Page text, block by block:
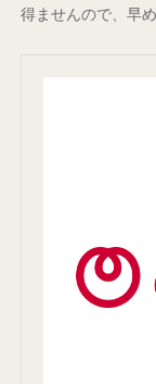
得ませんので、早